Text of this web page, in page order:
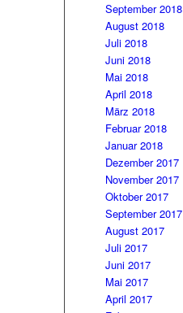
September 2018
August 2018
Juli 2018
Juni 2018
Mai 2018
April 2018
März 2018
Februar 2018
Januar 2018
Dezember 2017
November 2017
Oktober 2017
September 2017
August 2017
Juli 2017
Juni 2017
Mai 2017
April 2017